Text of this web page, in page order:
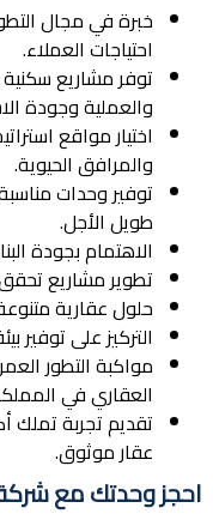
خبرة في مجال
احتياجات العملاء.
توفر مشاريع
والعملية وجودة
اختيار مواقع
والمرافق الحيوية.
توفير وحدات
طويل الأجل.
الاهتمام بجودة
تطوير مشاريع
حلول عقارية
التركيز على توفير
مواكبة التطور
العقاري في
تقديم تجربة تملك
عقار موثوق.
احجز وحدتك مع